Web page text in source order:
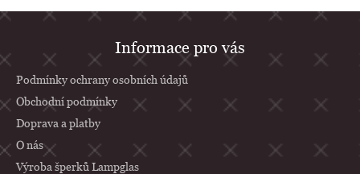
á
a
í
Informace pro vás
Podmínky ochrany osobních údajů
Obchodní podmínky
Doprava a platby
O nás
Výroba šperků Lampglas